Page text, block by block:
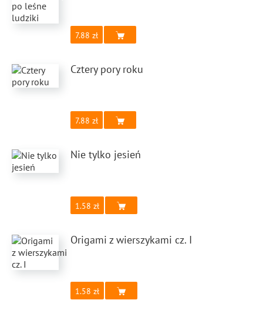
7.88
Cztery pory roku
7.88
Nie tylko jesień
1.58
Origami z wierszykami cz. I
1.58